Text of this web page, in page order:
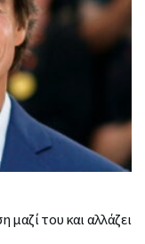
μαζί του και αλλάζει